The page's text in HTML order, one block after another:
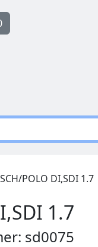
POLO DI,SDI 1.7
1.7
sd0075